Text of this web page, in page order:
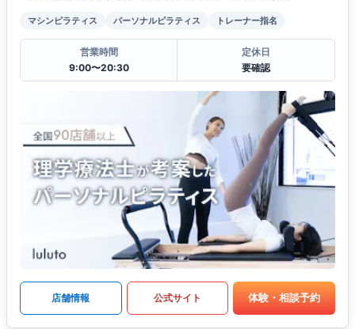
マシンピラティス パーソナルピラティス トレーナー指名
営業時間
9:00〜20:30
定休日
要確認
店舗情報 公式サイト 体験・相談予約